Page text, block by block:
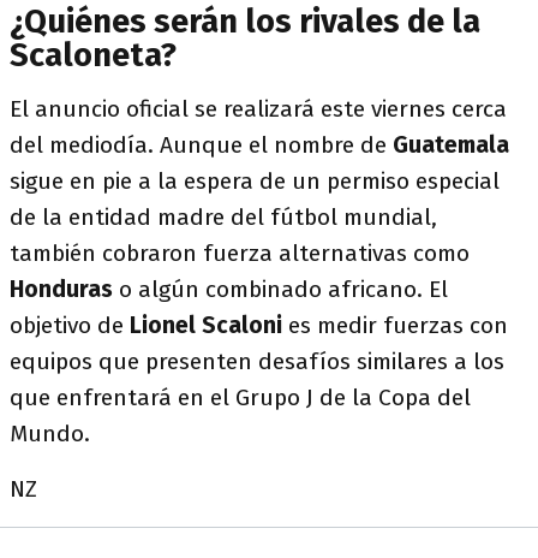
¿Quiénes serán los rivales de la
Scaloneta?
El anuncio oficial se realizará este viernes cerca
del mediodía. Aunque el nombre de Guatemala
sigue en pie a la espera de un permiso especial
de la entidad madre del fútbol mundial,
también cobraron fuerza alternativas como
Honduras o algún combinado africano. El
objetivo de Lionel Scaloni es medir fuerzas con
equipos que presenten desafíos similares a los
que enfrentará en el Grupo J de la Copa del
Mundo.
NZ